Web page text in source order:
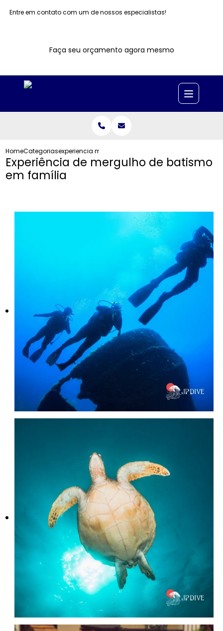
Entre em contato com um de nossos especialistas!
Faça seu orçamento agora mesmo
HomeCategoriasexperiencia mergulho batismo familia
Experiência de mergulho de batismo
em família